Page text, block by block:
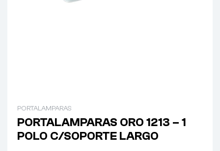
PORTALAMPARAS
PORTALAMPARAS ORO 1213 – 1
POLO C/SOPORTE LARGO